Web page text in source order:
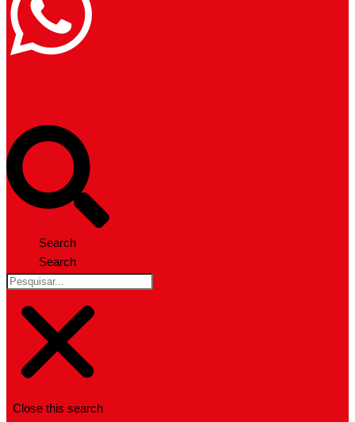
Search
Search
Close this search